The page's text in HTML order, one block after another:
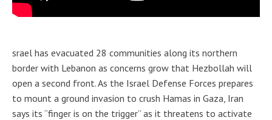
srael has evacuated 28 communities along its northern
border with Lebanon as concerns grow that Hezbollah will
open a second front. As the Israel Defense Forces prepares
to mount a ground invasion to crush Hamas in Gaza, Iran
says its “finger is on the trigger” as it threatens to activate